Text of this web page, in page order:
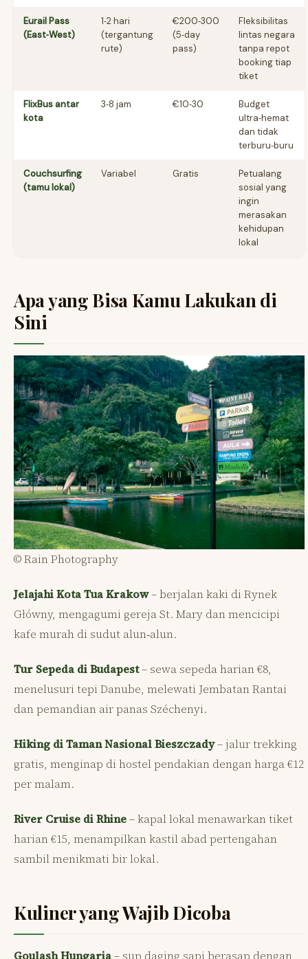
Eurail Pass
(East‑West)
1‑2 hari
(tergantung
rute)
€200‑300
(5‑day
pass)
Fleksibilitas
lintas negara
tanpa repot
booking tiap
tiket
FlixBus antar
kota
3‑8 jam €10‑30
Budget
ultra‑hemat
dan tidak
terburu‑buru
Couchsurfing
(tamu lokal)
Variabel Gratis
Petualang
sosial yang
ingin
merasakan
kehidupan
lokal
Apa yang Bisa Kamu Lakukan di
Sini
© Rain Photography
Jelajahi Kota Tua Krakow– berjalan kaki di Rynek
Główny, mengagumi gereja St. Mary dan mencicipi
kafe murah di sudut alun‑alun.
Tur Sepeda di Budapest– sewa sepeda harian €8,
menelusuri tepi Danube, melewati Jembatan Rantai
dan pemandian air panas Széchenyi.
Hiking di Taman Nasional Bieszczady– jalur trekking
gratis, menginap di hostel pendakian dengan harga €12
per malam.
River Cruise di Rhine– kapal lokal menawarkan tiket
harian €15, menampilkan kastil abad pertengahan
sambil menikmati bir lokal.
Kuliner yang Wajib Dicoba
Goulash Hungaria– sup daging sapi berasap dengan